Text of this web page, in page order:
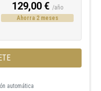
129,00 € /año
Ahorra 2 meses
automática